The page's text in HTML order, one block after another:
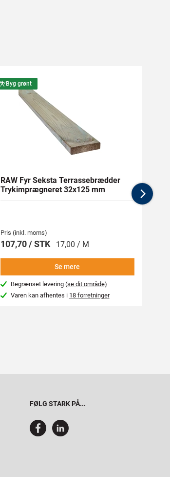
Byg grønt
RAW Fyr Seksta Terrassebrædder
Trykimprægneret 32x125 mm
Pris (inkl. moms)
107,70 / STK 17,00 / M
Se mere
Begrænset levering (se dit område)
Varen kan afhentes i 18 forretninger
mm
FØLG STARK PÅ...